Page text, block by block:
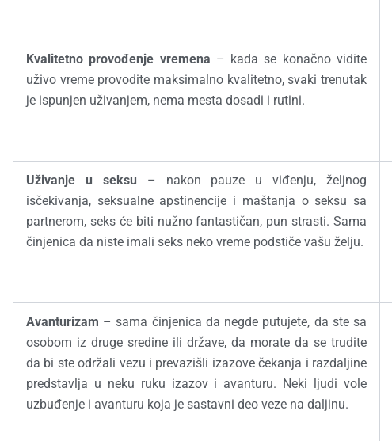
Kvalitetno provođenje vremena – kada se konačno vidite
uživo vreme provodite maksimalno kvalitetno, svaki trenutak
je ispunjen uživanjem, nema mesta dosadi i rutini.
Uživanje u seksu – nakon pauze u viđenju, željnog
isčekivanja, seksualne apstinencije i maštanja o seksu sa
partnerom, seks će biti nužno fantastičan, pun strasti. Sama
činjenica da niste imali seks neko vreme podstiče vašu želju.
Avanturizam – sama činjenica da negde putujete, da ste sa
osobom iz druge sredine ili države, da morate da se trudite
da bi ste održali vezu i prevazišli izazove čekanja i razdaljine
predstavlja u neku ruku izazov i avanturu. Neki ljudi vole
uzbuđenje i avanturu koja je sastavni deo veze na daljinu.